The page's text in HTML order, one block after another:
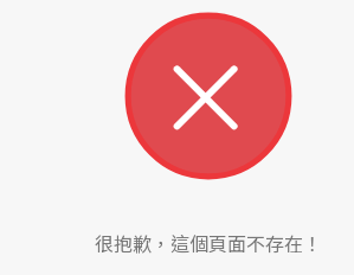
很抱歉，這個頁面不存在！